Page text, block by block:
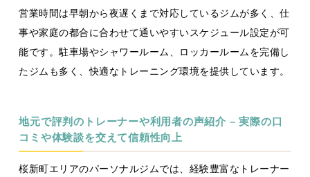
営業時間は早朝から夜遅くまで対応しているジムが多く、仕
事や家庭の都合に合わせて通いやすいスケジュール設定が可
能です。駐車場やシャワールーム、ロッカールームを完備し
たジムも多く、快適なトレーニング環境を提供しています。
地元で評判のトレーナーや利用者の声紹介 – 実際の口
コミや体験談を交えて信頼性向上
桜新町エリアのパーソナルジムでは、経験豊富なトレーナー